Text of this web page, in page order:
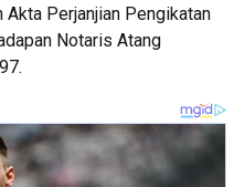
Akta Perjanjian Pengikatan
Notaris Atang